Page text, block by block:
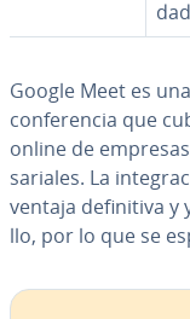
Google Meet es
co­n­fe­re­n­cia que
online de
sa­ria­les. La
ventaja de­fi­ni­ti­va y
llo, por lo que se